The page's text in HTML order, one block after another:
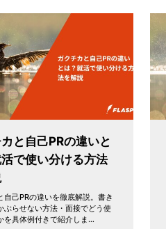
と自己PRの違いと
で使い分ける方法
自己PRの違いを徹底解説。書き
ぶらせない方法・面接でどう使
を具体例付きで紹介しま…